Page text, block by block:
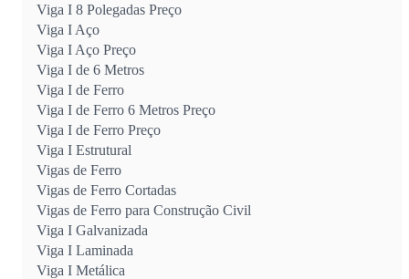
Viga I 8 Polegadas Preço
Viga I Aço
Viga I Aço Preço
Viga I de 6 Metros
Viga I de Ferro
Viga I de Ferro 6 Metros Preço
Viga I de Ferro Preço
Viga I Estrutural
Vigas de Ferro
Vigas de Ferro Cortadas
Vigas de Ferro para Construção Civil
Viga I Galvanizada
Viga I Laminada
Viga I Metálica